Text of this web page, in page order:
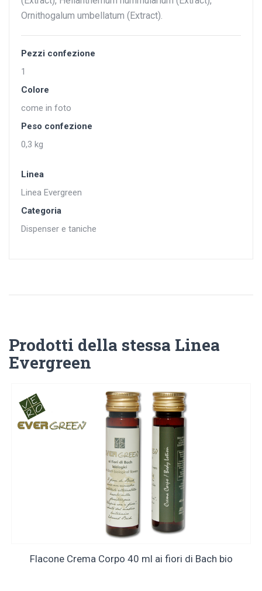
Ornithogalum umbellatum (Extract).
Pezzi confezione
1
Colore
come in foto
Peso confezione
0,3 kg
Linea
Linea Evergreen
Categoria
Dispenser e taniche
Prodotti della stessa Linea
Evergreen
Flacone Crema Corpo 40 ml ai fiori di Bach bio